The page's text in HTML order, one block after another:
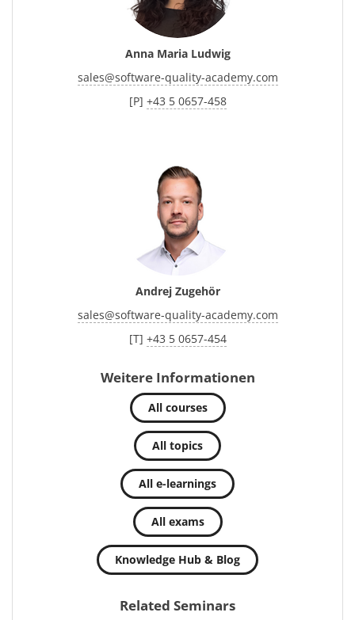
Anna Maria Ludwig
sales@software-quality-academy.com
[P] +43 5 0657-458
Andrej Zugehör
sales@software-quality-academy.com
[T] +43 5 0657-454
Weitere Informationen
All courses
All topics
All e-learnings
All exams
Knowledge Hub & Blog
Related Seminars